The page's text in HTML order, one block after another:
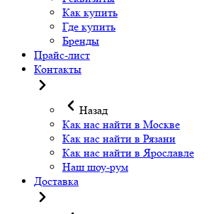
Как купить
Где купить
Бренды
Прайс-лист
Контакты
Назад
Как нас найти в Москве
Как нас найти в Рязани
Как нас найти в Ярославле
Наш шоу-рум
Доставка